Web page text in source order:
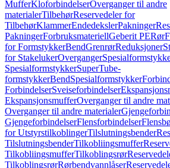
MufferKloforbindelserOverganger til andre
materialerTilbehørReservedeler for
TilbehørKlammerEndedekslerPakninger
PakningerForbruksmateriellGeberit PERør
for FormstykkerBendGrenrørReduksjoner
for StakelukerOverganger
SpesialformstykkerSuperTube-
formstykkerBendSpesialformstykker
ForbindelserSveiseforbindelser
EkspansjonsmufferOverganger til andre
Overganger til andre materialer
GjengeforbindelserFlensforbindelser
for UtstyrstilkoblingerTilslutningsbender
TilslutningsbenderTilkobliingsmuffer
TilkobliingsmufferTilkoblingsrør
TilkoblingsrørRørbendvannlåser